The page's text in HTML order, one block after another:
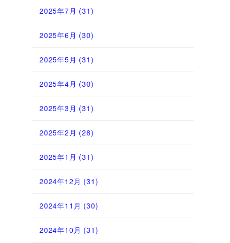
2025年7月 (31)
2025年6月 (30)
2025年5月 (31)
2025年4月 (30)
2025年3月 (31)
2025年2月 (28)
2025年1月 (31)
2024年12月 (31)
2024年11月 (30)
2024年10月 (31)